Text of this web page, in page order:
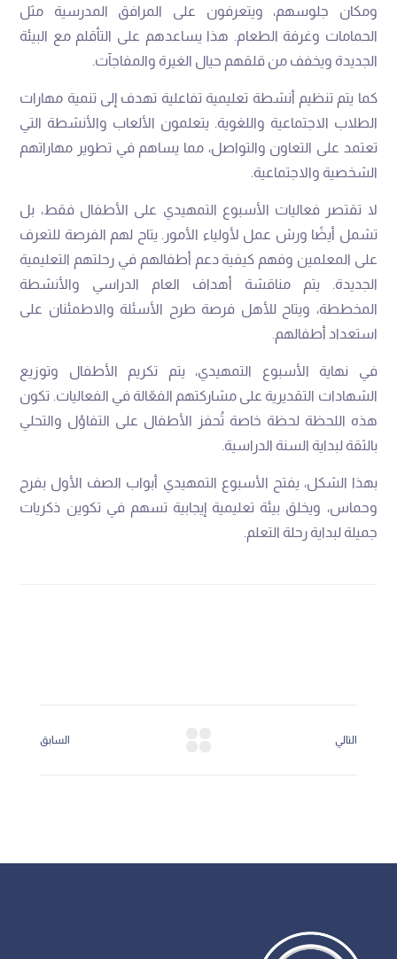
ومكان جلوسهم، ويتعرفون على المرافق المدرسية مثل
الحمامات وغرفة الطعام. هذا يساعدهم على التأقلم مع البيئة
الجديدة ويخفف من قلقهم حيال الغيرة والمفاجآت.
كما يتم تنظيم أنشطة تعليمية تفاعلية تهدف إلى تنمية مهارات
الطلاب الاجتماعية واللغوية. يتعلمون الألعاب والأنشطة التي
تعتمد على التعاون والتواصل، مما يساهم في تطوير مهاراتهم
الشخصية والاجتماعية.
لا تقتصر فعاليات الأسبوع التمهيدي على الأطفال فقط، بل
تشمل أيضًا ورش عمل لأولياء الأمور. يتاح لهم الفرصة للتعرف
على المعلمين وفهم كيفية دعم أطفالهم في رحلتهم التعليمية
الجديدة. يتم مناقشة أهداف العام الدراسي والأنشطة
المخططة، ويتاح للأهل فرصة طرح الأسئلة والاطمئنان على
استعداد أطفالهم.
في نهاية الأسبوع التمهيدي، يتم تكريم الأطفال وتوزيع
الشهادات التقديرية على مشاركتهم الفعّالة في الفعاليات. تكون
هذه اللحظة لحظة خاصة تُحفز الأطفال على التفاؤل والتحلي
بالثقة لبداية السنة الدراسية.
بهذا الشكل، يفتح الأسبوع التمهيدي أبواب الصف الأول بفرح
وحماس، ويخلق بيئة تعليمية إيجابية تسهم في تكوين ذكريات
جميلة لبداية رحلة التعلم.
السابق التالي